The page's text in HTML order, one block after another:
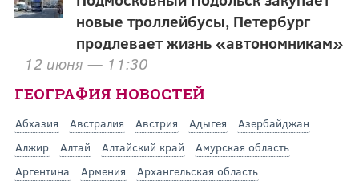
новые троллейбусы, Петербург
продлевает жизнь «автономникам»
12 июня — 11:30
ГЕОГРАФИЯ НОВОСТЕЙ
Абхазия Австралия Австрия Адыгея
Азербайджан
Алжир
Алтай Алтайский край
Амурская область
Аргентина
Армения
Архангельская область